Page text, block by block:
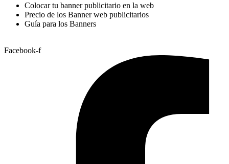
Colocar tu banner publicitario en la web
Precio de los Banner web publicitarios
Guía para los Banners
Facebook-f